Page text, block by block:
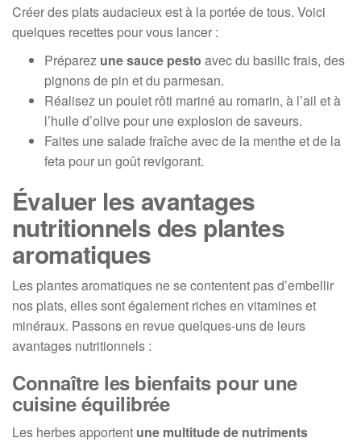
Créer des plats audacieux est à la portée de tous. Voici
quelques recettes pour vous lancer :
Préparez une sauce pesto avec du basilic frais, des
pignons de pin et du parmesan.
Réalisez un poulet rôti mariné au romarin, à l’ail et à
l’huile d’olive pour une explosion de saveurs.
Faites une salade fraîche avec de la menthe et de la
feta pour un goût revigorant.
Évaluer les avantages
nutritionnels des plantes
aromatiques
Les plantes aromatiques ne se contentent pas d’embellir
nos plats, elles sont également riches en vitamines et
minéraux. Passons en revue quelques-uns de leurs
avantages nutritionnels :
Connaître les bienfaits pour une
cuisine équilibrée
Les herbes apportent une multitude de nutriments